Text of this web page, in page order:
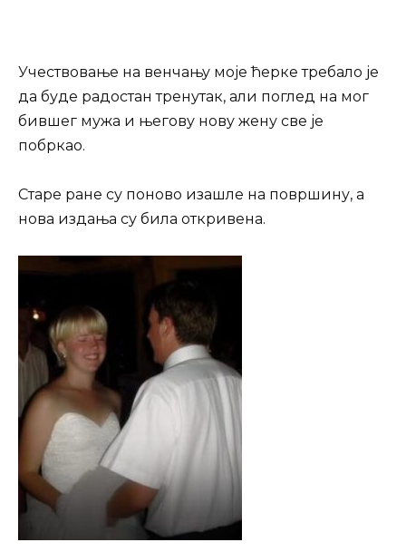
Учествовање на венчању моје ћерке требало је
да буде радостан тренутак, али поглед на мог
бившег мужа и његову нову жену све је
побркао.
Старе ране су поново изашле на површину, а
нова издања су била откривена.